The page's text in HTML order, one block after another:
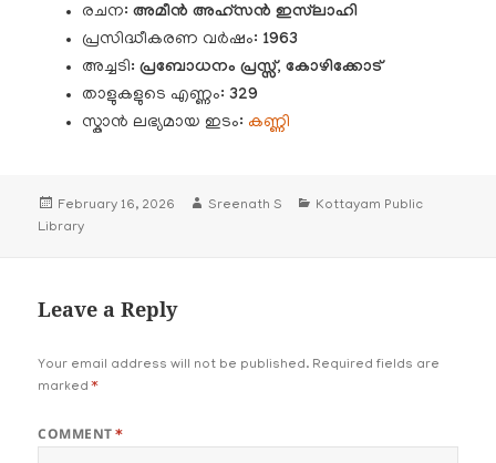
രചന:അമീൻ അഹ്‌സൻ ഇസ്‌ലാഹി
പ്രസിദ്ധീകരണ വർഷം: 1963
അച്ചടി: പ്രബോധനം പ്രസ്സ്, കോഴിക്കോട്
താളുകളുടെ എണ്ണം: 329
സ്കാൻ ലഭ്യമായ ഇടം: കണ്ണി
Posted
on
February 16, 2026 Author
Sreenath S Categories
Kottayam Public
Library
Leave a Reply
Your email address will not be published. Required fields are
marked*
COMMENT*